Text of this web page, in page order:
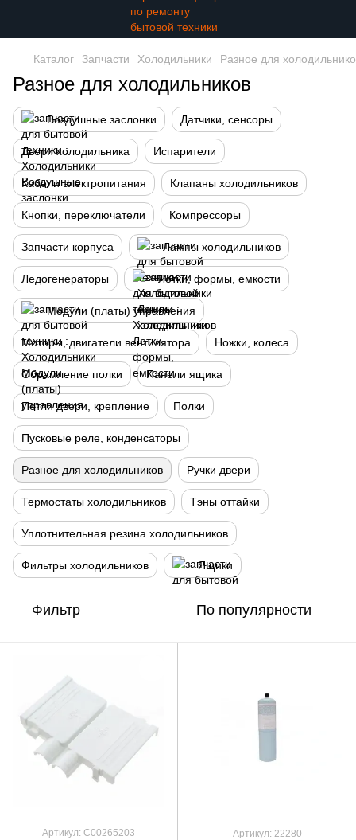
Каталог Запчасти Холодильники Разное для
Разное для холодильников
Воздушные заслонки Датчики, сенсоры
Двери холодильника Испарители
Кабели электропитания Клапаны холодильников
Кнопки, переключатели Компрессоры
Запчасти корпуса Лампы холодильников
Ледогенераторы Лотки, формы, емкости
Модули (платы) управления
Моторы, двигатели вентилятора Ножки, колеса
Обрамление полки Панели ящика
Петли двери, крепление Полки
Пусковые реле, конденсаторы
Разное для холодильников Ручки двери
Термостаты холодильников Тэны оттайки
Уплотнительная резина холодильников
Фильтры холодильников Ящики
Фильтр По популярности
Артикул: C00265203 Артикул: 22280